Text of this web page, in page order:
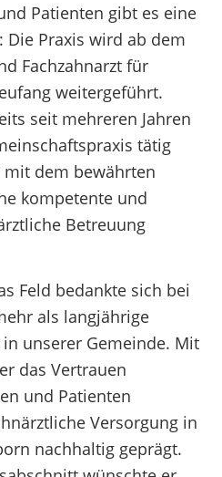
Patienten gibt es eine
Praxis wird ab dem
Fachzahnarzt für
weitergeführt.
seit mehreren Jahren
tätig
dem bewährten
kompetente und
Betreuung
Feld bedankte sich bei
als langjährige
unserer Gemeinde. Mit
das Vertrauen
und Patienten
Versorgung in
nachhaltig geprägt.